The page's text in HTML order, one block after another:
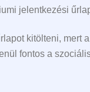
jelentkezési
kitölteni, mert
fontos a